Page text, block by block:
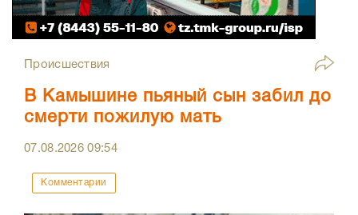
Происшествия
В Камышине пьяный сын забил до
смерти пожилую мать
07.08.202609:54
Комментарии